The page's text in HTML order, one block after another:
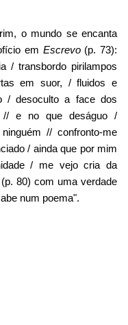
o mundo se encanta
em Escrevo(p. 73):
/ transbordo pirilampos
em suor, / fluidos e
/ desoculto a face dos
// e no que deságuo /
// confronto-me
/ ainda que por mim
/ me vejo cria da
(p. 80) com uma verdade
num poema".